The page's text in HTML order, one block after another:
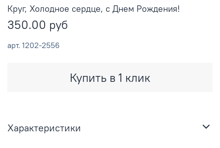
арт. 1202-2556
Круг, Холодное сердце, с Днем Рождения!
350.00 руб
Купить в 1 клик
Характеристики